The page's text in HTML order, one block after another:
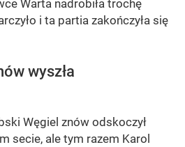
Warta nadrobiła trochę
i ta partia zakończyła się
wyszła
Węgiel znów odskoczył
secie, ale tym razem Karol